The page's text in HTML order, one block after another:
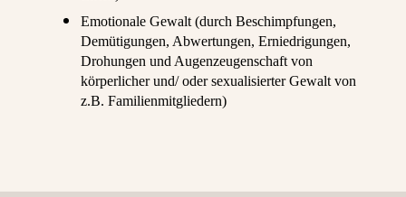
Emotionale Gewalt (durch Beschimpfungen,
Demütigungen, Abwertungen, Erniedrigungen,
Drohungen und Augenzeugenschaft von
körperlicher und/ oder sexualisierter Gewalt von
z.B. Familienmitgliedern)